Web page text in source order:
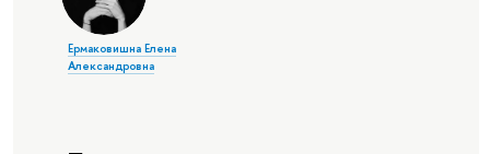
Ермаковишна Елена
Александровна